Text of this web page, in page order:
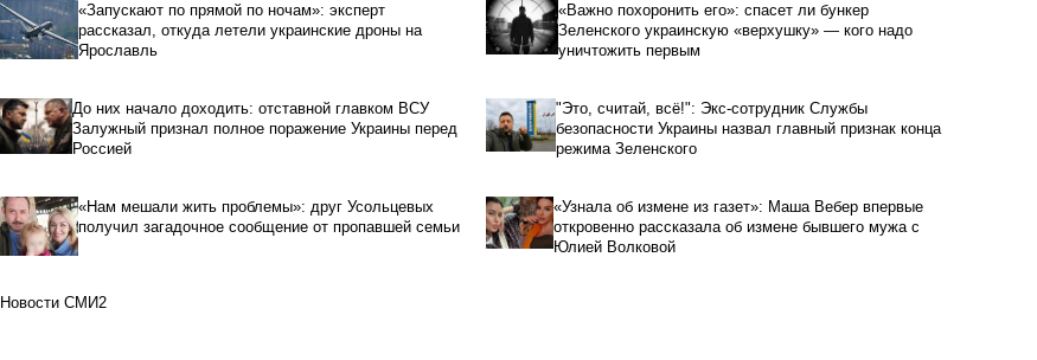
«Запускают по прямой по ночам»: эксперт
рассказал, откуда летели украинские дроны на
Ярославль
«Важно похоронить его»: спасет ли бункер
Зеленского украинскую «верхушку» — кого надо
уничтожить первым
До них начало доходить: отставной главком ВСУ
Залужный признал полное поражение Украины перед
Россией
"Это, считай, всё!": Экс-сотрудник Службы
безопасности Украины назвал главный признак конца
режима Зеленского
«Нам мешали жить проблемы»: друг Усольцевых
получил загадочное сообщение от пропавшей семьи
«Узнала об измене из газет»: Маша Вебер впервые
откровенно рассказала об измене бывшего мужа с
Юлией Волковой
Новости СМИ2